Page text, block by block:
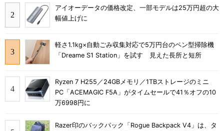
アイオーデータの価格改定、一部モデルは25万円超の大
幅値上げに
軽さ1.1kg×自動ごみ収集対応で5万円台のペン型掃除機
「Dreame S1 Station」を試す 見えた長所と短所
Ryzen 7 H255／24GBメモリ／1TBストレージのミニ
PC「ACEMAGIC F5A」がタイムセールで41％オフの10
万6998円に
Razer印のバックパック「Rogue Backpack V4」は、タ